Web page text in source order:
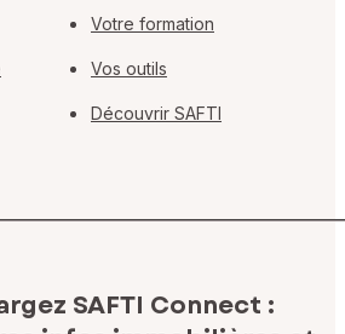
Votre formation
Vos outils
Découvrir SAFTI
SAFTI Connect :